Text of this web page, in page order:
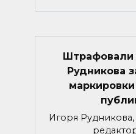
Штрафовали
Рудникова
Игоря